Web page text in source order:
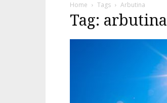
Home Tags Arbutina
Tag: arbutina